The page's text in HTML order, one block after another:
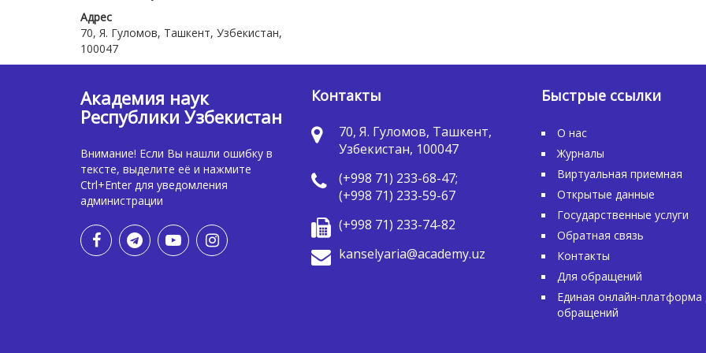
Адрес
70, Я. Гуломов, Ташкент, Узбекистан,
100047
Академия наук
Республики Узбекистан
Внимание! Если Вы нашли ошибку в
тексте, выделите её и нажмите
Ctrl+Enter для уведомления
администрации
Контакты
70, Я. Гуломов, Ташкент,
Узбекистан, 100047
(+998 71) 233-68-47;
(+998 71) 233-59-67
(+998 71) 233-74-82
kanselyaria@academy.uz
Быстрые ссылки
О нас
Журналы
Виртуальная приемная
Открытые данные
Государственные услуги
Обратная связь
Контакты
Для обращений
Единая онлайн-платформа
обращений